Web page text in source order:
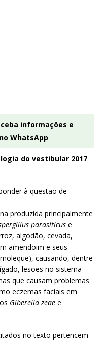
informações e
WhatsApp
do vestibular 2017
à questão de
produzida principalmente
parasiticus e
algodão, cevada,
amendoim e seus
causando, dentre
lesões no sistema
que causam problemas
eczemas faciais em
Giberella zeae e
no texto pertencem